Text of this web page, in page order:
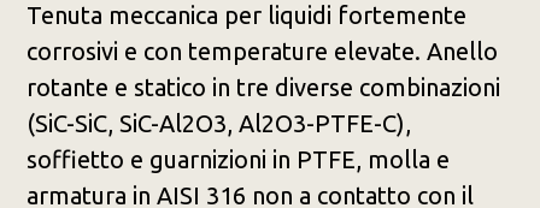
Tenuta meccanica per liquidi fortemente
corrosivi e con temperature elevate. Anello
rotante e statico in tre diverse combinazioni
(SiC-SiC, SiC-Al2O3, Al2O3-PTFE-C),
soffietto e guarnizioni in PTFE, molla e
armatura in AISI 316 non a contatto con il